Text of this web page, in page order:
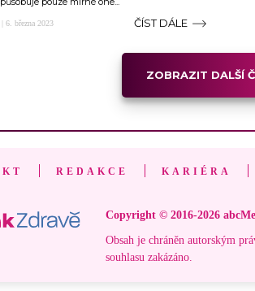
6. března 2023 ČÍST DÁLE
ZOBRAZIT DALŠÍ
REDAKCE KARIÉRA
Copyright © 2016-2026
Obsah je chráněn autorským
souhlasu zakázáno.